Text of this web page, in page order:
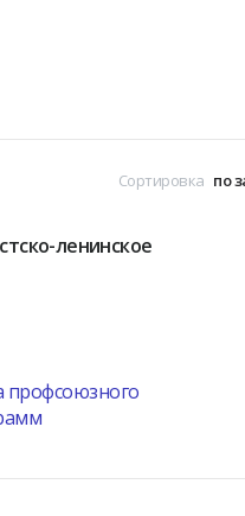
Сортировка
ленинское
профсоюзного